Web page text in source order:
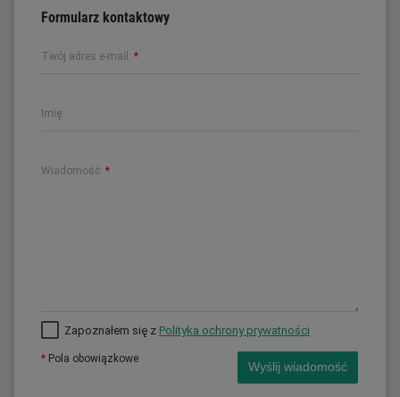
Formularz kontaktowy
Twój adres e-mail: *
Imię:
Wiadomość: *
Zapoznałem się z Polityka ochrony prywatności
* Pola obowiązkowe
Wyślij wiadomość